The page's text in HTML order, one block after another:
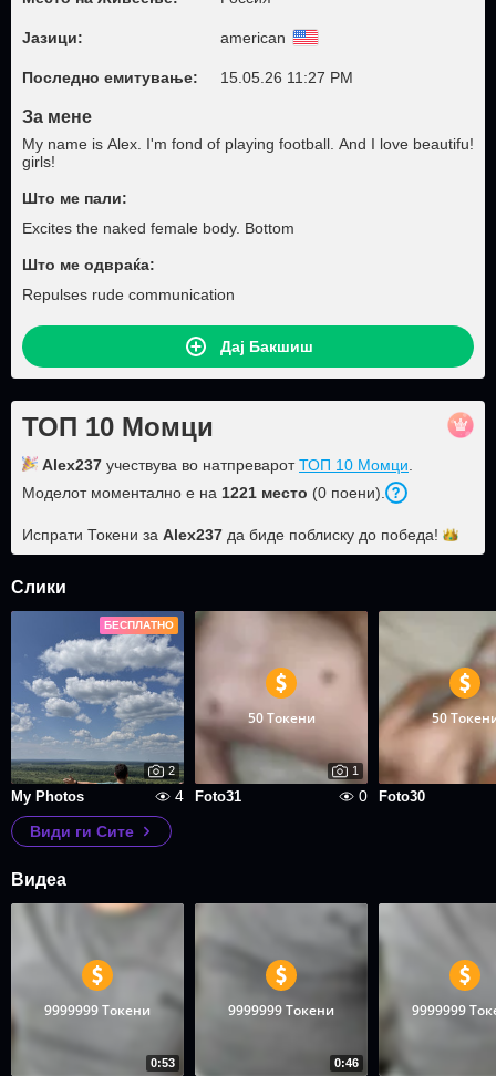
Јазици: american
Последно емитување: 15.05.26 11:27 PM
За мене
My name is Alex. I'm fond of playing football. And I love beautifu!
girls!
Што ме пали:
Excites the naked female body. Bottom
Што ме одвраќа:
Repulses rude communication
Дај Бакшиш
ТОП 10 Момци
Alex237 учествува во натпреваротТОП 10 Момци
Моделот моментално е на 1221 место (0 поени).
Испрати Токени за Alex237 да биде поблиску до победа!
Слики
БЕСПЛАТНО
2
My Photos 4
50 Токени
1
Foto31 0
50
Foto30
Види ги Сите
Видеа
0:53
9999999 Токени
0:46
9999999 Токени 9999999